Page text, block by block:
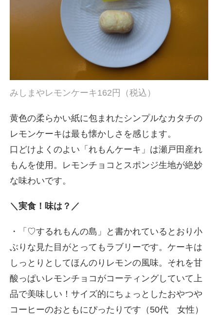
みしまやレモンケーキ162円（税込）
黄色の柔らかい紙に包まれたシンプルなカタチの
レモンケーキは最も懐かしさを感じます。
口どけよくのよい「れもんケーキ」は瀬戸田産れ
もんを使用。レモンチョコとスポンジ生地が絶妙
な味わいです。
＼実食！味は？／
・「♡するれもんの島」と書かれているとおり小
ぶりな見た目がとってもラブリーです。ケーキは
しっとりとしてほんのりレモンの風味。それを甘
酸っぱいレモンチョコがコーティングしていて上
品で美味しい！サイズ的にちょっとしたおやつや
コーヒーのおともにぴったりです（50代 女性）